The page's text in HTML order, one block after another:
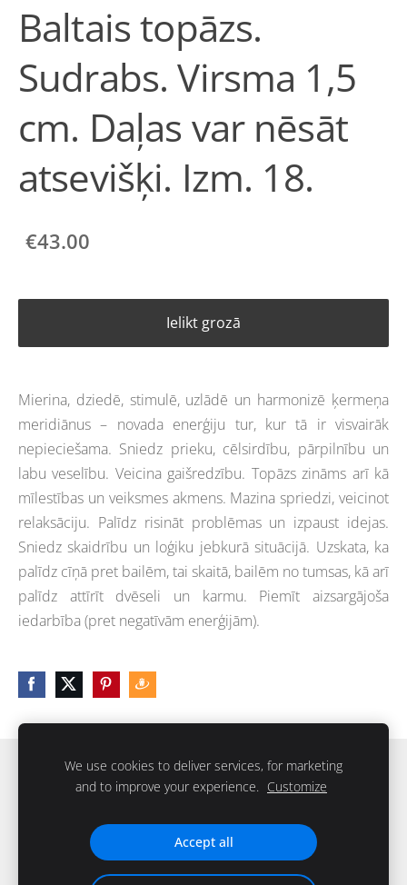
Baltais topāzs.
Sudrabs. Virsma 1,5
cm. Daļas var nēsāt
atsevišķi. Izm. 18.
€43.00
Ielikt grozā
Mierina, dziedē, stimulē, uzlādē un harmonizē ķermeņa
meridiānus – novada enerģiju tur, kur tā ir visvairāk
nepieciešama. Sniedz prieku, cēlsirdību, pārpilnību un
labu veselību. Veicina gaišredzību. Topāzs zināms arī kā
mīlestības un veiksmes akmens. Mazina spriedzi, veicinot
relaksāciju. Palīdz risināt problēmas un izpaust idejas.
Sniedz skaidrību un loģiku jebkurā situācijā. Uzskata, ka
palīdz cīņā pret bailēm, tai skaitā, bailēm no tumsas, kā arī
palīdz attīrīt dvēseli un karmu. Piemīt aizsargājoša
iedarbība (pret negatīvām enerģijām).
Sīkdatnes
IKstone © 2026. Visas tiesības rezervētas
We use cookies to deliver services, for marketing
and to improve your experience. Customize
Accept all